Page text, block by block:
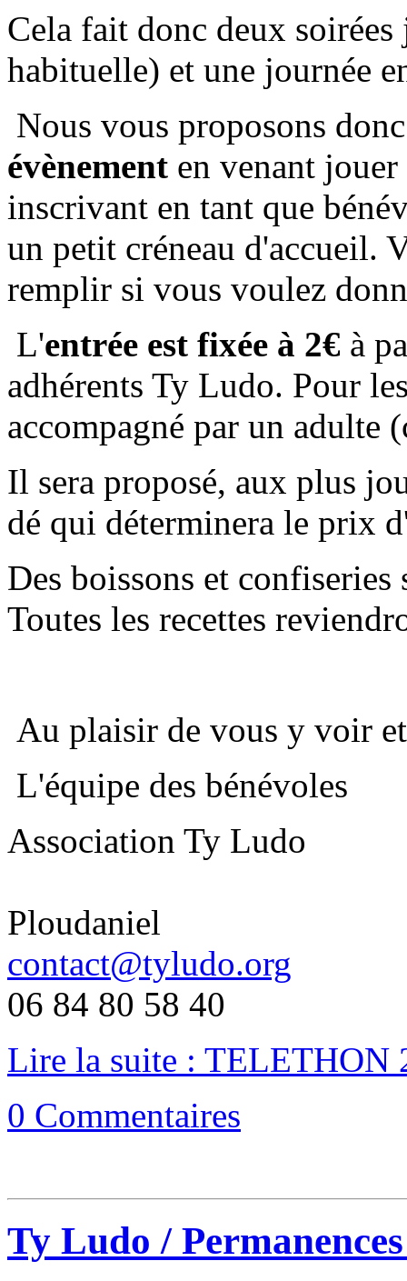
Cela fait donc deux
habituelle) et une journée
Nous vous proposons
évènement en venant
inscrivant en tant que
un petit créneau d'accueil.
remplir si vous voulez
L'entrée est fixée à 2€ à
adhérents Ty Ludo. Pour
accompagné par un adulte
Il sera proposé, aux plus
dé qui déterminera le prix
Des boissons et
Toutes les recettes
Au plaisir de vous y voir
L'équipe des bénévoles
Association Ty Ludo
Ploudaniel
contact@tyludo.org
06 84 80 58 40
Lire la suite : TELETHON
0 Commentaires
Ty Ludo /